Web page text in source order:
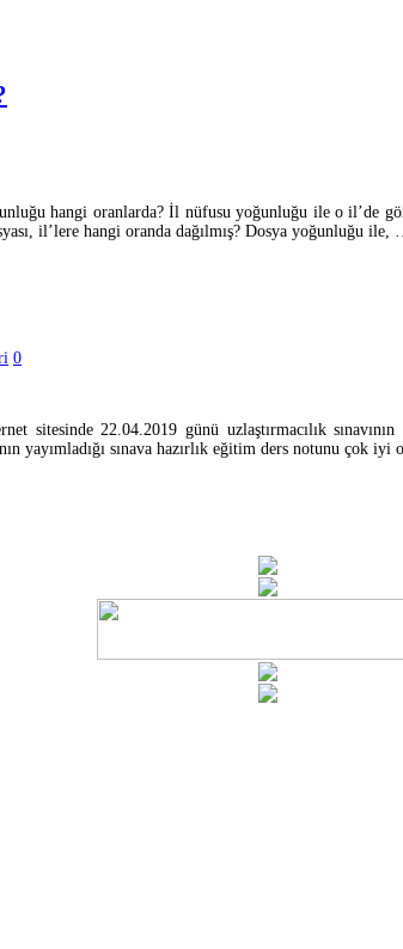
hangi oranlarda? İl nüfusu yoğunluğu ile o il’de
il’lere hangi oranda dağılmış? Dosya yoğunluğu ile, …
0
sitesinde 22.04.2019 günü uzlaştırmacılık
sınava hazırlık eğitim ders notunu çok